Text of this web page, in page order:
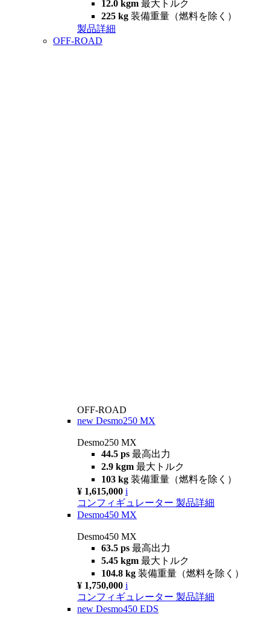
12.0 kgm 最大トルク
225 kg 装備重量（燃料を除く）
製品詳細
OFF-ROAD
OFF-ROAD
new Desmo250 MX
Desmo250 MX
44.5 ps 最高出力
2.9 kgm 最大トルク
103 kg 装備重量（燃料を除く）
¥ 1,615,000 i
コンフィギュレーター 製品詳細
Desmo450 MX
Desmo450 MX
63.5 ps 最高出力
5.45 kgm 最大トルク
104.8 kg 装備重量（燃料を除く）
¥ 1,750,000 i
コンフィギュレーター 製品詳細
new Desmo450 EDS